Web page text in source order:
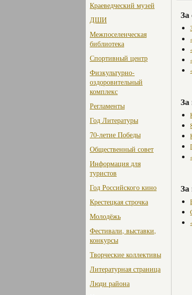
Краеведческий музей
ДШИ
Межпоселенческая
библиотека
Спортивный центр
Физкультурно-
оздоровительный
комплекс
Регламенты
Год Литературы
70-летие Победы
Общественный совет
Информация для
туристов
Год Российского кино
Крестецкая строчка
Молодёжь
Фестивали, выставки,
конкурсы
Творческие коллективы
Литературная страница
Люди района
За
За
За